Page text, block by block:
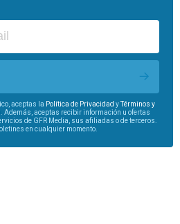
aceptas la Política de Privacidad yTérminos y
Además, aceptas recibir información u ofertas
de GFR Media, sus afiliadas o de terceros.
en cualquier momento.